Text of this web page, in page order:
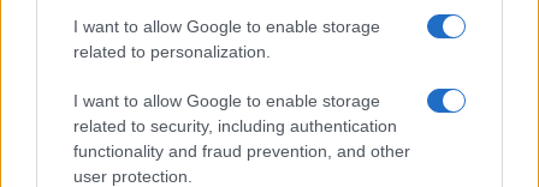
I want to allow Google to enable storage
related to personalization.
I want to allow Google to enable storage
related to security, including authentication
functionality and fraud prevention, and other
user protection.
NECROLOGIE
Mario Malu